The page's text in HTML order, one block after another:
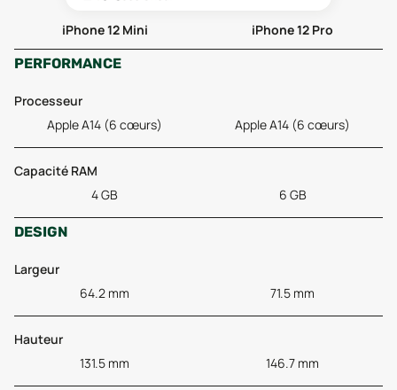
iPhone 12 Mini
iPhone 12 Pro
PERFORMANCE
Processeur
Apple A14 (6 cœurs)
Apple A14 (6 cœurs)
Capacité RAM
4 GB
6 GB
DESIGN
Largeur
64.2 mm
71.5 mm
Hauteur
131.5 mm
146.7 mm